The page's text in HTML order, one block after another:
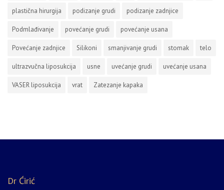
plastična hirurgija podizanje grudi podizanje zadnjice
Podmlađivanje povećanje grudi povećanje usana
Povećanje zadnjice Silikoni smanjivanje grudi stomak telo
ultrazvučna liposukcija usne uvećanje grudi uvećanje usana
VASER liposukcija vrat Zatezanje kapaka
Dr Ćirić